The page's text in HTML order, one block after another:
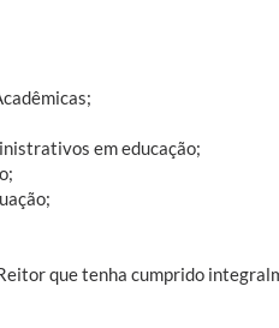
em educação;
que tenha cumprido